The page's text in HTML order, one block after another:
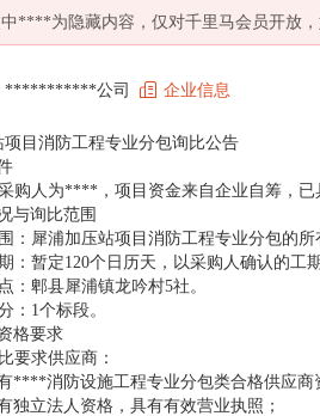
****为隐藏内容，仅对千里马会员开放
***********公司 企业信息
项目消防工程专业分包询比公告
购人为****，项目资金来自企业自筹，
与询比范围
：犀浦加压站项目消防工程专业分包的
：暂定120个日历天，以采购人确认的工
：郫县犀浦镇龙吟村5社。
：1个标段。
格要求
要求供应商：
有****消防设施工程专业分包类合格供应商
独立法人资格，具有有效营业执照；